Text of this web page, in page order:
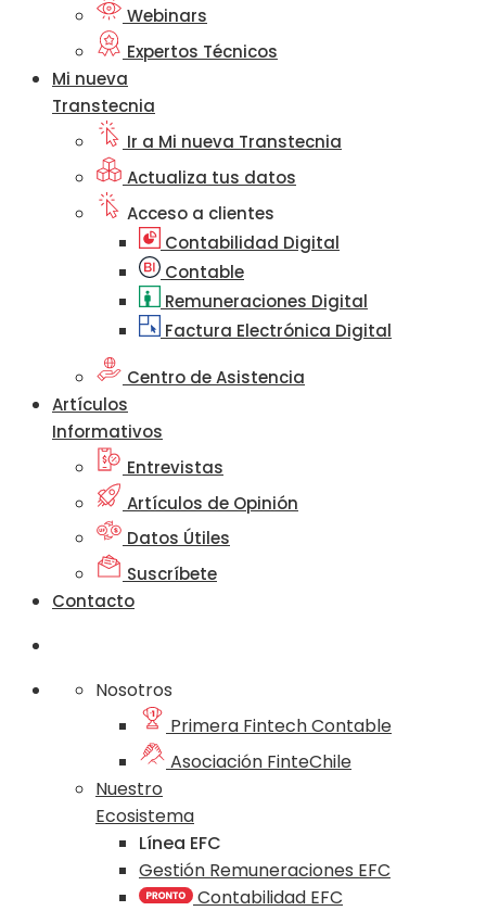
Webinars
Expertos Técnicos
Mi nueva
Transtecnia
Ir a Mi nueva Transtecnia
Actualiza tus datos
Acceso a clientes
Contabilidad Digital
Contable
Remuneraciones Digital
Factura Electrónica Digital
Centro de Asistencia
Artículos
Informativos
Entrevistas
Artículos de Opinión
Datos Útiles
Suscríbete
Contacto
Nosotros
Primera Fintech Contable
Asociación FinteChile
Nuestro
Ecosistema
Línea EFC
Gestión Remuneraciones EFC
Contabilidad EFC